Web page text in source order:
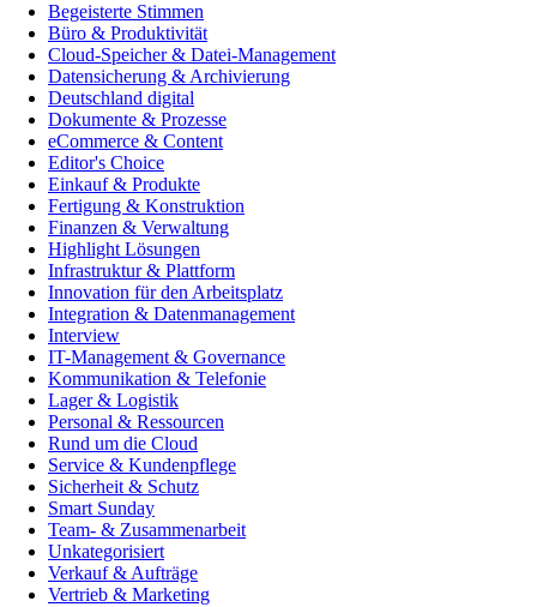
Begeisterte Stimmen
Büro & Produktivität
Cloud-Speicher & Datei-Management
Datensicherung & Archivierung
Deutschland digital
Dokumente & Prozesse
eCommerce & Content
Editor's Choice
Einkauf & Produkte
Fertigung & Konstruktion
Finanzen & Verwaltung
Highlight Lösungen
Infrastruktur & Plattform
Innovation für den Arbeitsplatz
Integration & Datenmanagement
Interview
IT-Management & Governance
Kommunikation & Telefonie
Lager & Logistik
Personal & Ressourcen
Rund um die Cloud
Service & Kundenpflege
Sicherheit & Schutz
Smart Sunday
Team- & Zusammenarbeit
Unkategorisiert
Verkauf & Aufträge
Vertrieb & Marketing